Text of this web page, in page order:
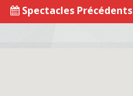
Spectacles Précédents